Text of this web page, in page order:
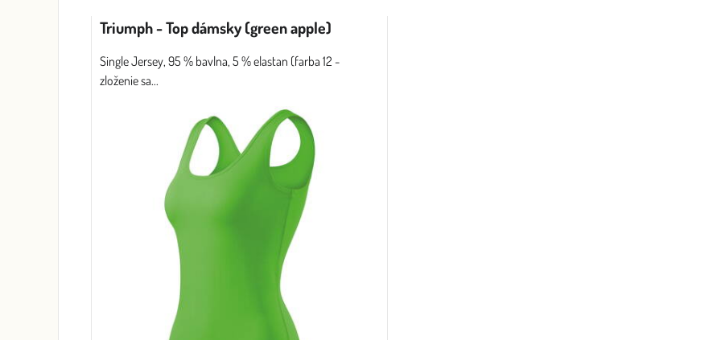
Mriežka
Triumph - Top dámsky (green apple)
Single Jersey, 95 % bavlna, 5 % elastan (farba 12 -
zloženie sa...